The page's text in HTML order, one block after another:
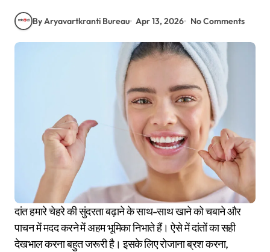
By Aryavartkranti Bureau Apr 13, 2026 No Comments
दांत हमारे चेहरे की सुंदरता बढ़ाने के साथ-साथ खाने को चबाने और
पाचन में मदद करने में अहम भूमिका निभाते हैं। ऐसे में दांतों का सही
देखभाल करना बहुत जरूरी है। इसके लिए रोजाना ब्रश करना,